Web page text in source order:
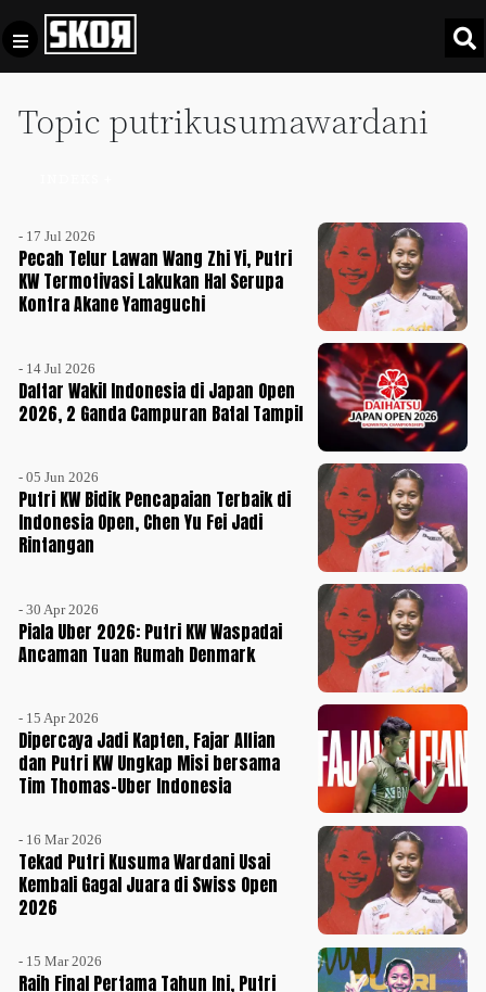
Topic putrikusumawardani
- 17 Jul 2026
Pecah Telur Lawan Wang Zhi Yi, Putri
KW Termotivasi Lakukan Hal Serupa
Kontra Akane Yamaguchi
- 14 Jul 2026
Daftar Wakil Indonesia di Japan Open
2026, 2 Ganda Campuran Batal Tampil
- 05 Jun 2026
Putri KW Bidik Pencapaian Terbaik di
Indonesia Open, Chen Yu Fei Jadi
Rintangan
- 30 Apr 2026
Piala Uber 2026: Putri KW Waspadai
Ancaman Tuan Rumah Denmark
- 15 Apr 2026
Dipercaya Jadi Kapten, Fajar Alfian
dan Putri KW Ungkap Misi bersama
Tim Thomas-Uber Indonesia
- 16 Mar 2026
Tekad Putri Kusuma Wardani Usai
Kembali Gagal Juara di Swiss Open
2026
- 15 Mar 2026
Raih Final Pertama Tahun Ini, Putri
Football +
Sports
Update
+
Indonesia
SKOR
Video
Privacy
Media
Siber
Disclaimer
Tentang
Kami